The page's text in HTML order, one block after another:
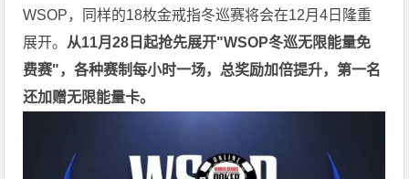
WSOP，同样的18枚金戒指冬巡赛将会在12月4日隆重
展开。 从11月28日起抢先展开"WSOP冬巡无限能量免
费赛"，各种赛制每小时一场，总奖励加倍提升，第一名
还加赠无限能量卡。